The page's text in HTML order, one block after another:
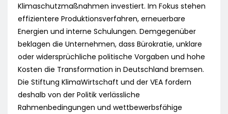
Klimaschutzmaßnahmen investiert. Im Fokus stehen
effizientere Produktionsverfahren, erneuerbare
Energien und interne Schulungen. Demgegenüber
beklagen die Unternehmen, dass Bürokratie, unklare
oder widersprüchliche politische Vorgaben und hohe
Kosten die Transformation in Deutschland bremsen.
Die Stiftung KlimaWirtschaft und der VEA fordern
deshalb von der Politik verlässliche
Rahmenbedingungen und wettbewerbsfähige